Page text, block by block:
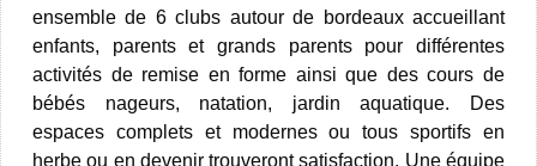
ensemble de 6 clubs autour de bordeaux accueillant
enfants, parents et grands parents pour différentes
activités de remise en forme ainsi que des cours de
bébés nageurs, natation, jardin aquatique. Des
espaces complets et modernes ou tous sportifs en
herbe ou en devenir trouveront satisfaction. Une équipe